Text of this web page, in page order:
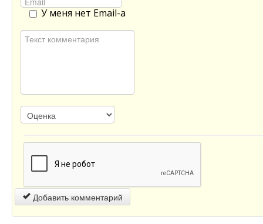
У меня нет Email-а
Добавить комментарий